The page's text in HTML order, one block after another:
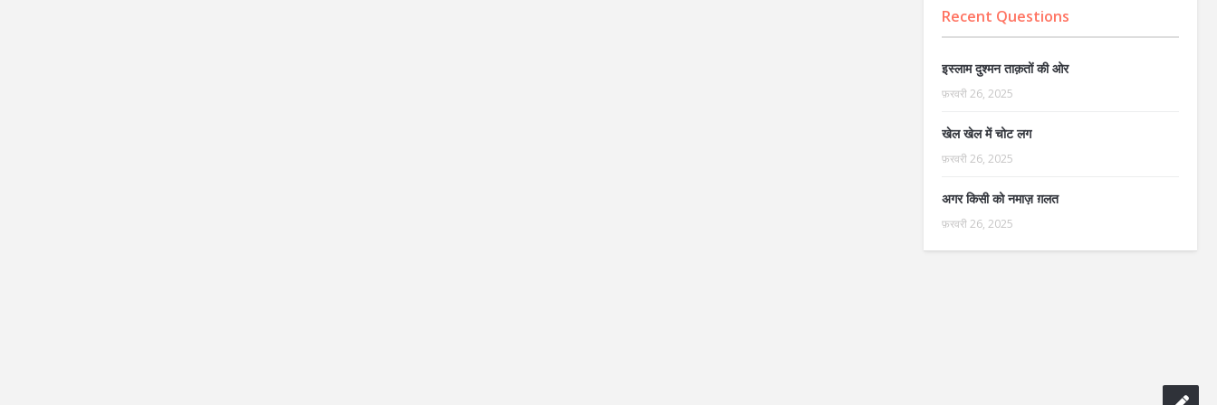
Recent Questions
इस्लाम दुश्मन ताक़तों की ओर
फ़रवरी 26, 2025
खेल खेल में चोट लग
फ़रवरी 26, 2025
अगर किसी को नमाज़ ग़लत
फ़रवरी 26, 2025